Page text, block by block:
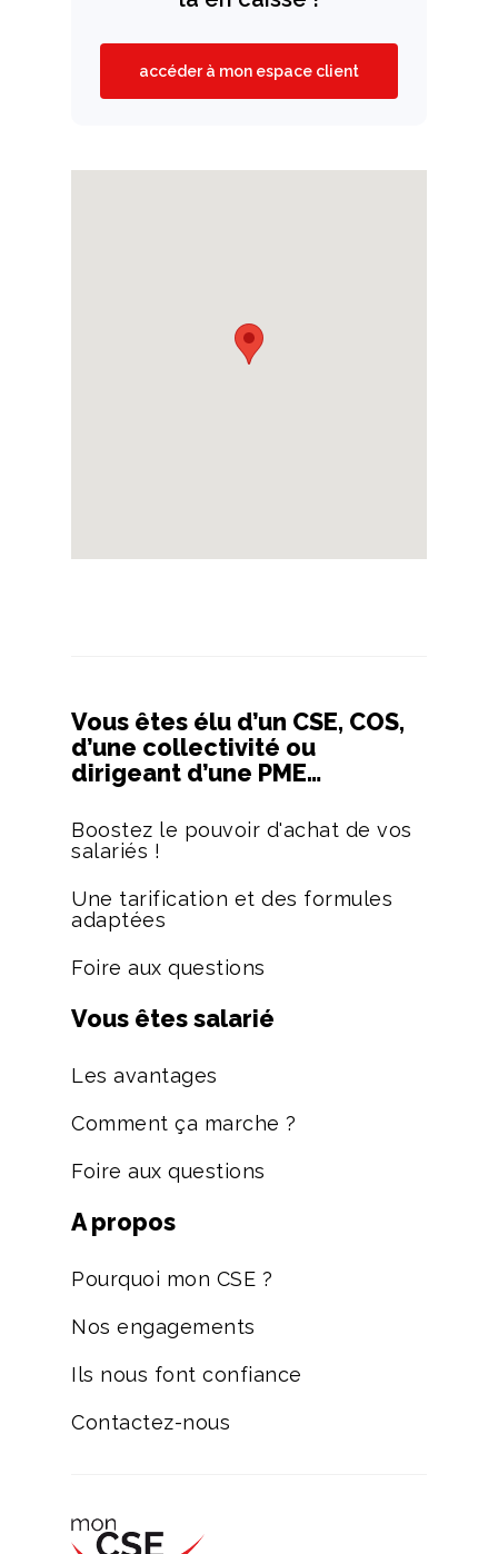
accéder à mon espace client
Vous êtes élu d’un CSE, COS,
d’une collectivité ou
dirigeant d’une PME…
Boostez le pouvoir d'achat de vos
salariés !
Une tarification et des formules
adaptées
Foire aux questions
Vous êtes salarié
Les avantages
Comment ça marche ?
Foire aux questions
A propos
Pourquoi mon CSE ?
Nos engagements
Ils nous font confiance
Contactez-nous